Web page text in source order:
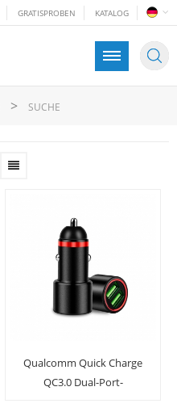
GRATISPROBEN KATALOG
> SUCHE
Qualcomm Quick Charge
QC3.0 Dual-Port-